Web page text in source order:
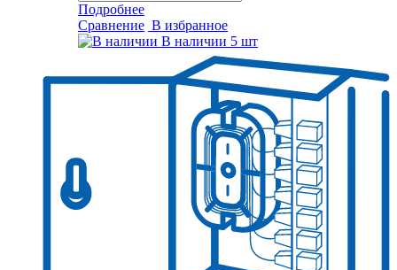
Подробнее
Сравнение В избранное
В наличии 5 шт